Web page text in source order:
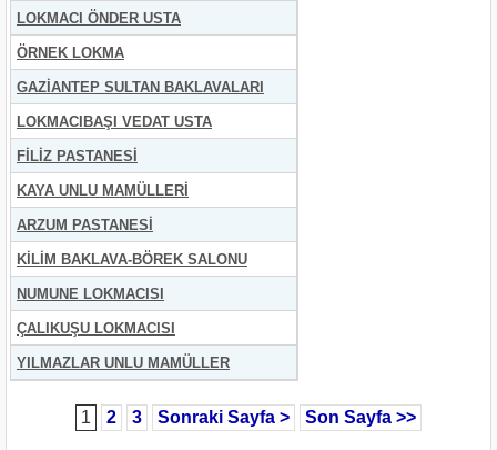
LOKMACI ÖNDER USTA
ÖRNEK LOKMA
GAZİANTEP SULTAN BAKLAVALARI
LOKMACIBAŞI VEDAT USTA
FİLİZ PASTANESİ
KAYA UNLU MAMÜLLERİ
ARZUM PASTANESİ
KİLİM BAKLAVA-BÖREK SALONU
NUMUNE LOKMACISI
ÇALIKUŞU LOKMACISI
YILMAZLAR UNLU MAMÜLLER
1 2 3 Sonraki Sayfa > Son Sayfa >>